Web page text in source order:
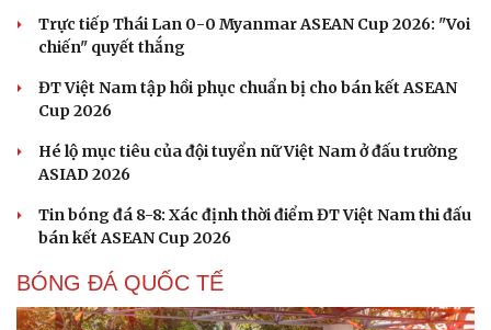
Trực tiếp Thái Lan 0-0 Myanmar ASEAN Cup 2026: "Voi
chiến" quyết thắng
ĐT Việt Nam tập hồi phục chuẩn bị cho bán kết ASEAN
Cup 2026
Hé lộ mục tiêu của đội tuyển nữ Việt Nam ở đấu trường
ASIAD 2026
Tin bóng đá 8-8: Xác định thời điểm ĐT Việt Nam thi đấu
bán kết ASEAN Cup 2026
BÓNG ĐÁ QUỐC TẾ